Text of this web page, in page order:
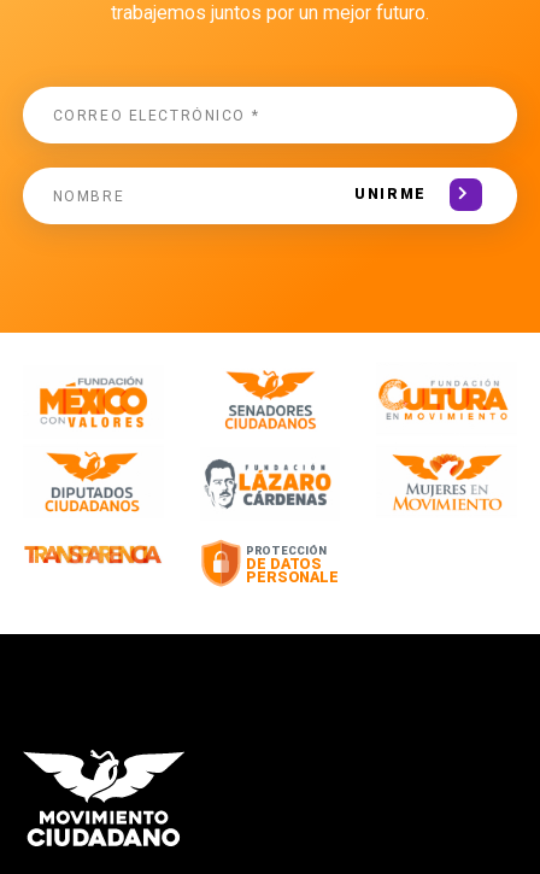
trabajemos juntos por un mejor futuro.
UNIRME